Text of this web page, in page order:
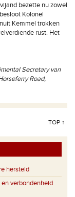
bezette nu zowel
Kolonel
Kemmel trokken
rust. Het
Secretary van
Road,
TOP ↑
hersteld
verbondenheid